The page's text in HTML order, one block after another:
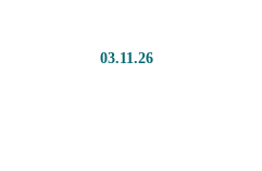
03.11.26